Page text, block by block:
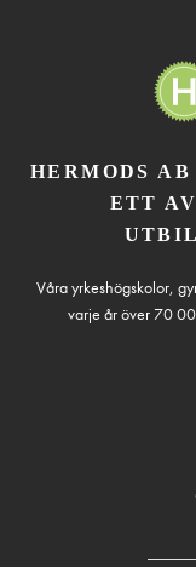
HERMODS
ETT
Våra yrkeshögskolor,
varje år över 70